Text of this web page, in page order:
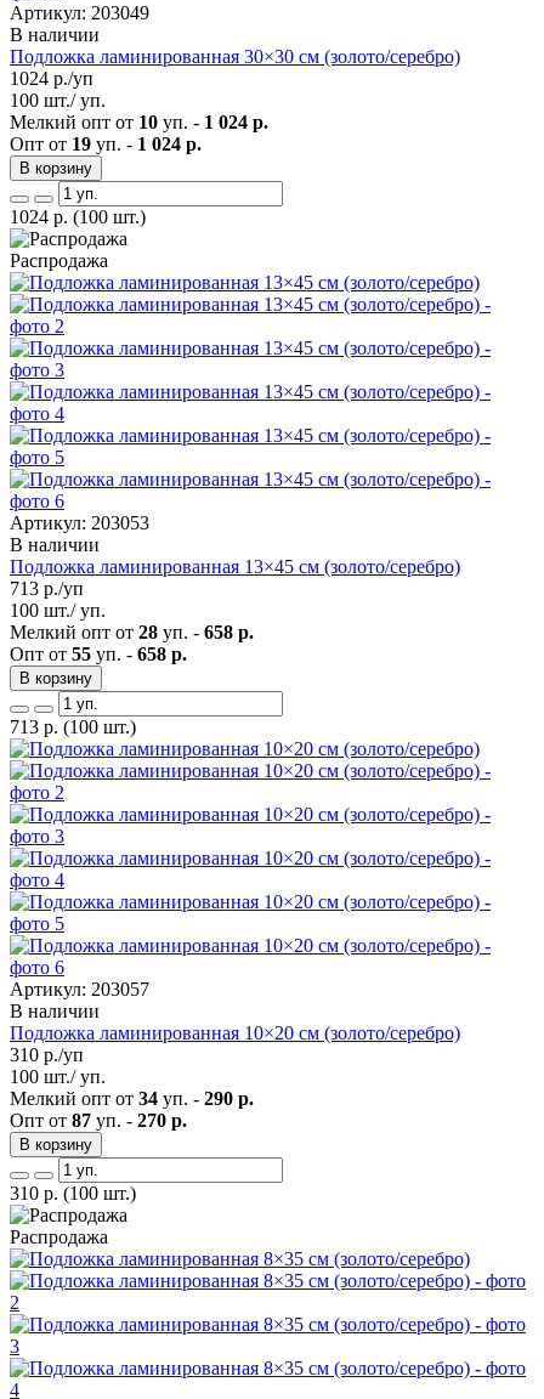
Артикул: 203049
В наличии
Подложка ламинированная 30×30 см (золото/серебро)
1024 р./уп
100 шт./ уп.
Мелкий опт от 10 уп. - 1 024 р.
Опт от 19 уп. - 1 024 р.
В корзину
1024 р. (100 шт.)
Распродажа
Артикул: 203053
В наличии
Подложка ламинированная 13×45 см (золото/серебро)
713 р./уп
100 шт./ уп.
Мелкий опт от 28 уп. - 658 р.
Опт от 55 уп. - 658 р.
В корзину
713 р. (100 шт.)
Артикул: 203057
В наличии
Подложка ламинированная 10×20 см (золото/серебро)
310 р./уп
100 шт./ уп.
Мелкий опт от 34 уп. - 290 р.
Опт от 87 уп. - 270 р.
В корзину
310 р. (100 шт.)
Распродажа